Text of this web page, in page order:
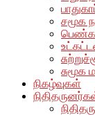
சமூக
நிகழ்வுகள்